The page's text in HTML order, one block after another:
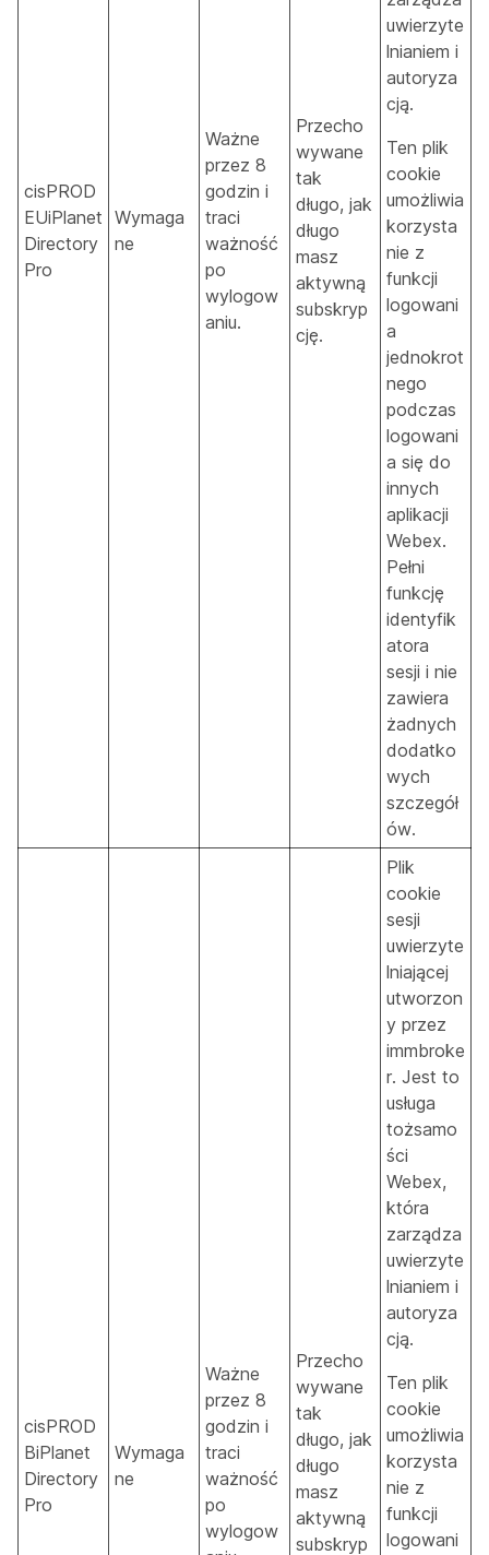
cisPROD
EUiPlanet
Directory
Pro
Wymaga
ne
Ważne
przez 8
godzin i
traci
ważność
po
wylogow
aniu.
Przecho
wywane
tak
długo, jak
długo
masz
aktywną
subskryp
cję.
uwierzyte
lnianiem i
autoryza
cją.
Ten plik
cookie
umożliwia
korzysta
nie z
funkcji
logowani
a
jednokrot
nego
podczas
logowani
a się do
innych
aplikacji
Webex.
Pełni
funkcję
identyfik
atora
sesji i nie
zawiera
żadnych
dodatko
wych
szczegół
ów.
cisPROD
BiPlanet
Directory
Pro
Wymaga
ne
Ważne
przez 8
godzin i
traci
ważność
po
wylogow
Przecho
wywane
tak
długo, jak
długo
masz
aktywną
subskryp
Plik
cookie
sesji
uwierzyte
lniającej
utworzon
y przez
immbroke
r. Jest to
usługa
tożsamo
ści
Webex,
która
zarządza
uwierzyte
lnianiem i
autoryza
cją.
Ten plik
cookie
umożliwia
korzysta
nie z
funkcji
logowani